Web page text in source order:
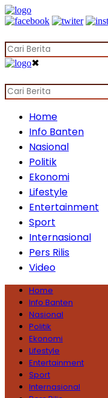
✖
Home
Info Banten
Nasional
Politik
Ekonomi
Lifestyle
Entertainment
Sport
Internasional
Pers Rilis
Video
Home
Info Banten
Nasional
Politik
Ekonomi
Lifestyle
Entertainment
Sport
Internasional